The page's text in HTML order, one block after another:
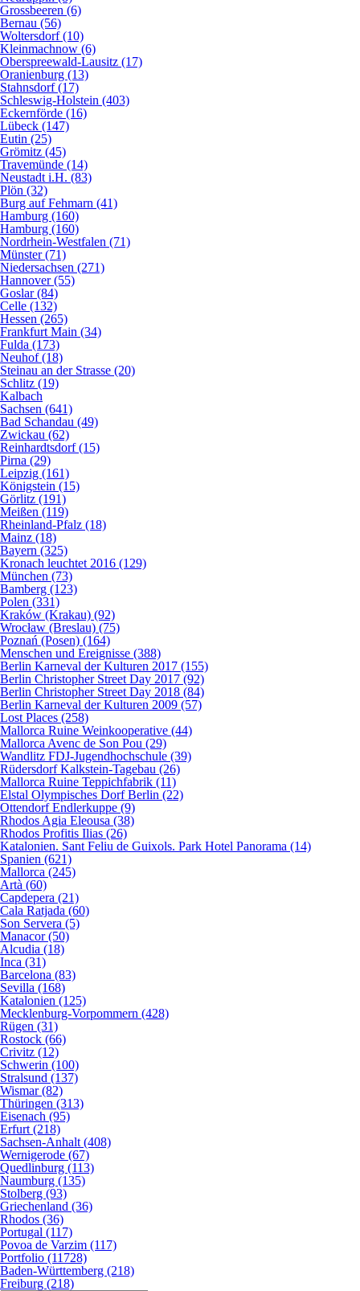
Grossbeeren (6)
Bernau (56)
Woltersdorf (10)
Kleinmachnow (6)
Oberspreewald-Lausitz (17)
Oranienburg (13)
Stahnsdorf (17)
Schleswig-Holstein (403)
Eckernförde (16)
Lübeck (147)
Eutin (25)
Grömitz (45)
Travemünde (14)
Neustadt i.H. (83)
Plön (32)
Burg auf Fehmarn (41)
Hamburg (160)
Hamburg (160)
Nordrhein-Westfalen (71)
Münster (71)
Niedersachsen (271)
Hannover (55)
Goslar (84)
Celle (132)
Hessen (265)
Frankfurt Main (34)
Fulda (173)
Neuhof (18)
Steinau an der Strasse (20)
Schlitz (19)
Kalbach
Sachsen (641)
Bad Schandau (49)
Zwickau (62)
Reinhardtsdorf (15)
Pirna (29)
Leipzig (161)
Königstein (15)
Görlitz (191)
Meißen (119)
Rheinland-Pfalz (18)
Mainz (18)
Bayern (325)
Kronach leuchtet 2016 (129)
München (73)
Bamberg (123)
Polen (331)
Kraków (Krakau) (92)
Wrocław (Breslau) (75)
Poznań (Posen) (164)
Menschen und Ereignisse (388)
Berlin Karneval der Kulturen 2017 (155)
Berlin Christopher Street Day 2017 (92)
Berlin Christopher Street Day 2018 (84)
Berlin Karneval der Kulturen 2009 (57)
Lost Places (258)
Mallorca Ruine Weinkooperative (44)
Mallorca Avenc de Son Pou (29)
Wandlitz FDJ-Jugendhochschule (39)
Rüdersdorf Kalkstein-Tagebau (26)
Mallorca Ruine Teppichfabrik (11)
Elstal Olympisches Dorf Berlin (22)
Ottendorf Endlerkuppe (9)
Rhodos Agia Eleousa (38)
Rhodos Profitis Ilias (26)
Katalonien. Sant Feliu de Guixols. Park Hotel Panorama (14)
Spanien (621)
Mallorca (245)
Artà (60)
Capdepera (21)
Cala Ratjada (60)
Son Servera (5)
Manacor (50)
Alcudia (18)
Inca (31)
Barcelona (83)
Sevilla (168)
Katalonien (125)
Mecklenburg-Vorpommern (428)
Rügen (31)
Rostock (66)
Crivitz (12)
Schwerin (100)
Stralsund (137)
Wismar (82)
Thüringen (313)
Eisenach (95)
Erfurt (218)
Sachsen-Anhalt (408)
Wernigerode (67)
Quedlinburg (113)
Naumburg (135)
Stolberg (93)
Griechenland (36)
Rhodos (36)
Portugal (117)
Povoa de Varzim (117)
Portfolio (11728)
Baden-Württemberg (218)
Freiburg (218)